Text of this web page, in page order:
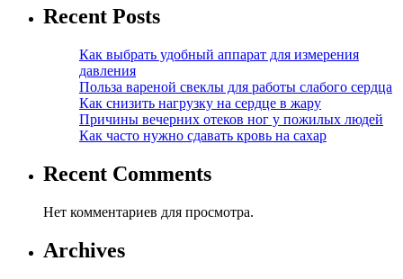
Recent Posts
Как выбрать удобный аппарат для измерения
давления
Польза вареной свеклы для работы слабого сердца
Как снизить нагрузку на сердце в жару
Причины вечерних отеков ног у пожилых людей
Как часто нужно сдавать кровь на сахар
Recent Comments
Нет комментариев для просмотра.
Archives